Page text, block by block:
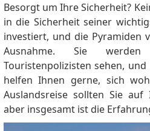
Besorgt um Ihre Sicherheit?
in die Sicherheit seiner
investiert, und die Pyramiden
Ausnahme. Sie
Touristenpolizisten sehen,
helfen Ihnen gerne, sich
Auslandsreise sollten Sie auf
aber insgesamt ist die